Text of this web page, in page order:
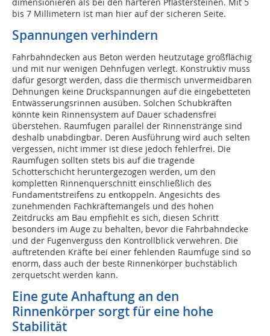
dimensionieren als bei den härteren Pflastersteinen. Mit 5
bis 7 Millimetern ist man hier auf der sicheren Seite.
Spannungen verhindern
Fahrbahndecken aus Beton werden heutzutage großflächig
und mit nur wenigen Dehnfugen verlegt. Konstruktiv muss
dafür gesorgt werden, dass die thermisch unvermeidbaren
Dehnungen keine Druckspannungen auf die eingebetteten
Entwässerungsrinnen ausüben. Solchen Schubkräften
könnte kein Rinnensystem auf Dauer schadensfrei
überstehen. Raumfugen parallel der Rinnenstränge sind
deshalb unabdingbar. Deren Ausführung wird auch selten
vergessen, nicht immer ist diese jedoch fehlerfrei. Die
Raumfugen sollten stets bis auf die tragende
Schotterschicht heruntergezogen werden, um den
kompletten Rinnenquerschnitt einschließlich des
Fundamentstreifens zu entkoppeln. Angesichts des
zunehmenden Fachkräftemangels und des hohen
Zeitdrucks am Bau empfiehlt es sich, diesen Schritt
besonders im Auge zu behalten, bevor die Fahrbahndecke
und der Fugenverguss den Kontrollblick verwehren. Die
auftretenden Kräfte bei einer fehlenden Raumfuge sind so
enorm, dass auch der beste Rinnenkörper buchstäblich
zerquetscht werden kann.
Eine gute Anhaftung an den
Rinnenkörper sorgt für eine hohe
Stabilität